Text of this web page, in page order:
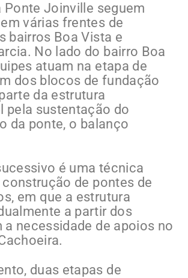
Ponte Joinville seguem
várias frentes de
bairros Boa Vista e
No lado do bairro Boa
atuam na etapa de
dos blocos de fundação
da estrutura
pela sustentação do
da ponte, o balanço
é uma técnica
de pontes de
em que a estrutura
a partir dos
a necessidade de apoios no
duas etapas de